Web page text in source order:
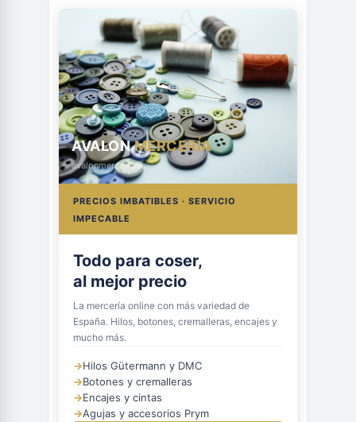
AVALONMERCERÍA
avalonmerceria.es
PRECIOS IMBATIBLES · SERVICIO
IMPECABLE
Todo para coser,
al mejor precio
La mercería online con más variedad de
España. Hilos, botones, cremalleras, encajes y
mucho más.
→Hilos Gütermann y DMC
→Botones y cremalleras
→Encajes y cintas
→Agujas y accesorios Prym